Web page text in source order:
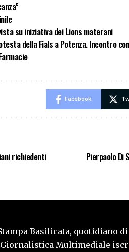
su iniziativa dei Lions materani
della Fials a Potenza. Incontro
Facebook
richiedenti
Pierpaolo Di
Basilicata, quotidiano
Giornalistica Multimediale